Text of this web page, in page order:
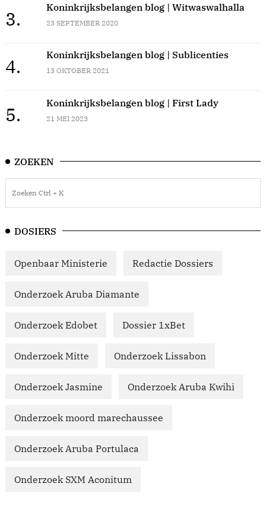
3.
Koninkrijksbelangen blog | Witwaswalhalla
23 SEPTEMBER 2020
4.
Koninkrijksbelangen blog | Sublicenties
13 OKTOBER 2021
5.
Koninkrijksbelangen blog | First Lady
21 MEI 2023
ZOEKEN
DOSIERS
Openbaar Ministerie Redactie Dossiers
Onderzoek Aruba Diamante
Onderzoek Edobet Dossier 1xBet
Onderzoek Mitte Onderzoek Lissabon
Onderzoek Jasmine Onderzoek Aruba Kwihi
Onderzoek moord marechaussee
Onderzoek Aruba Portulaca
Onderzoek SXM Aconitum